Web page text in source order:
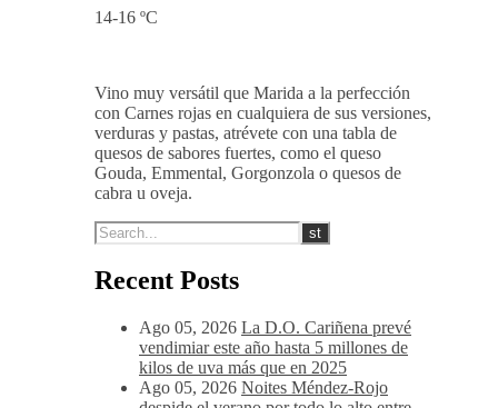
además de pulido, post-gusto
14-16 ºC
Vino muy versátil que Marida a la perfección
con Carnes rojas en cualquiera de sus versiones,
verduras y pastas, atrévete con una tabla de
quesos de sabores fuertes, como el queso
cabra u oveja.
Recent Posts